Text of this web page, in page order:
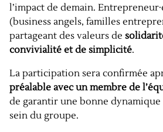
l’impact de demain.
(business angels, familles
partageant des valeurs de
convivialité et de simplicité.
La participation sera confirmée
préalable avec un membre de
de garantir une bonne dynamique
sein du groupe.